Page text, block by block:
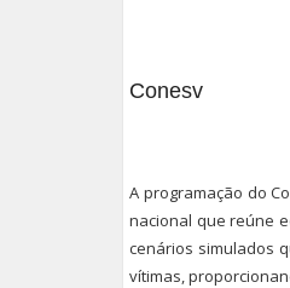
Conesv
A programação do
nacional que reúne
cenários simulados
vítimas,